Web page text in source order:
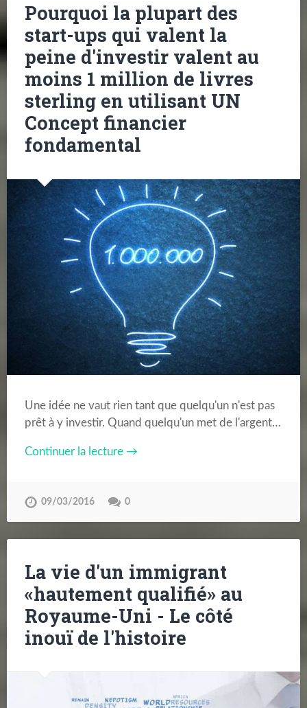
Pourquoi la plupart des
start-ups qui valent la
peine d'investir valent au
moins 1 million de livres
sterling en utilisant UN
Concept financier
fondamental
Une idée ne vaut rien tant que quelqu'un n'est pas
prêt à y investir. Quand quelqu'un met de l'argent…
Continuer la lecture →
09/03/2016 0
La vie d'un immigrant
«hautement qualifié» au
Royaume-Uni - Le côté
inouï de l'histoire